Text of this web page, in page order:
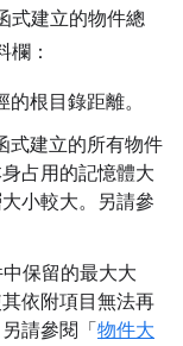
式建立的物件總
欄：
根目錄距離。
式建立的所有物件
占用的記憶體大
小較大。另請參
保留的最大大
依附項目無法再
請參閱「 物件大